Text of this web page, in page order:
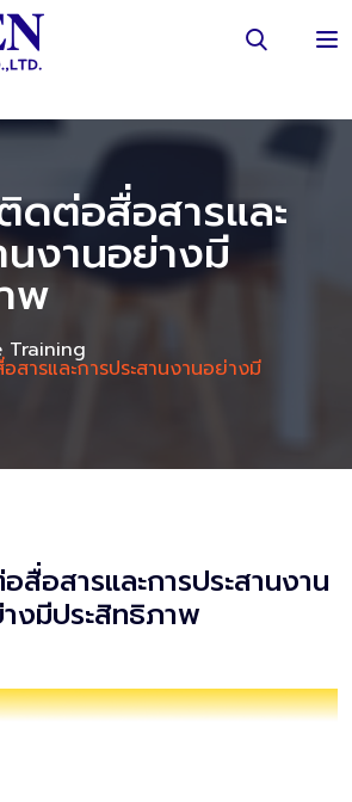
ดต่อสื่อสารและ
นงานอย่างมี
พ
Training
สารและการประสานงานอย่างมี
สื่อสารและการประสานงาน
งมีประสิทธิภาพ